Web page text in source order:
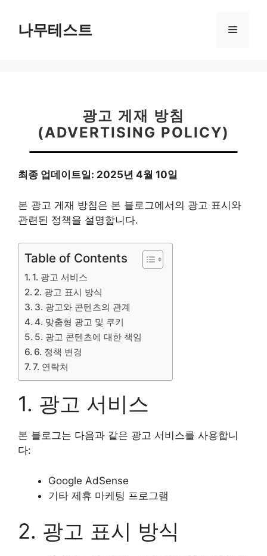
나무테스트 메
광고 게재 방침
(ADVERTISING POLICY)
최종 업데이트일: 2025년 4월 10일
본 광고 게재 방침은 본 블로그에서의 광고 표시와
관련된 정책을 설명합니다.
Table of Contents
1. 광고 서비스
2. 광고 표시 방식
3. 광고와 콘텐츠의 관계
4. 맞춤형 광고 및 쿠키
5. 광고 콘텐츠에 대한 책임
6. 정책 변경
7. 연락처
1. 광고 서비스
본 블로그는 다음과 같은 광고 서비스를 사용합니
다:
Google AdSense
기타 제휴 마케팅 프로그램
2. 광고 표시 방식